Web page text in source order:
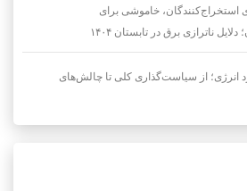
استخراج‌کنندگان، خاموشی برای
ناترازی برق در تابستان ۱۴۰۴
انرژی؛ از سیاست‌گذاری کلی تا چالش‌های